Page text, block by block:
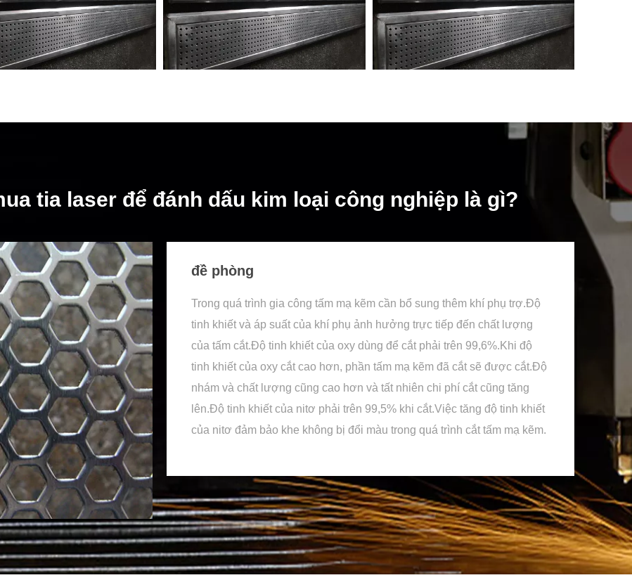
tia laser để đánh dấu kim loại công nghiệp là gì?
đề phòng
Trong quá trình gia công tấm mạ kẽm cần bổ sung thêm khí phụ trợ.Độ
tinh khiết và áp suất của khí phụ ảnh hưởng trực tiếp đến chất lượng
của tấm cắt.Độ tinh khiết của oxy dùng để cắt phải trên 99,6%.Khi độ
tinh khiết của oxy cắt cao hơn, phần tấm mạ kẽm đã cắt sẽ được cắt.Độ
nhám và chất lượng cũng cao hơn và tất nhiên chi phí cắt cũng tăng
lên.Độ tinh khiết của nitơ phải trên 99,5% khi cắt.Việc tăng độ tinh khiết
của nitơ đảm bảo khe không bị đổi màu trong quá trình cắt tấm mạ kẽm.